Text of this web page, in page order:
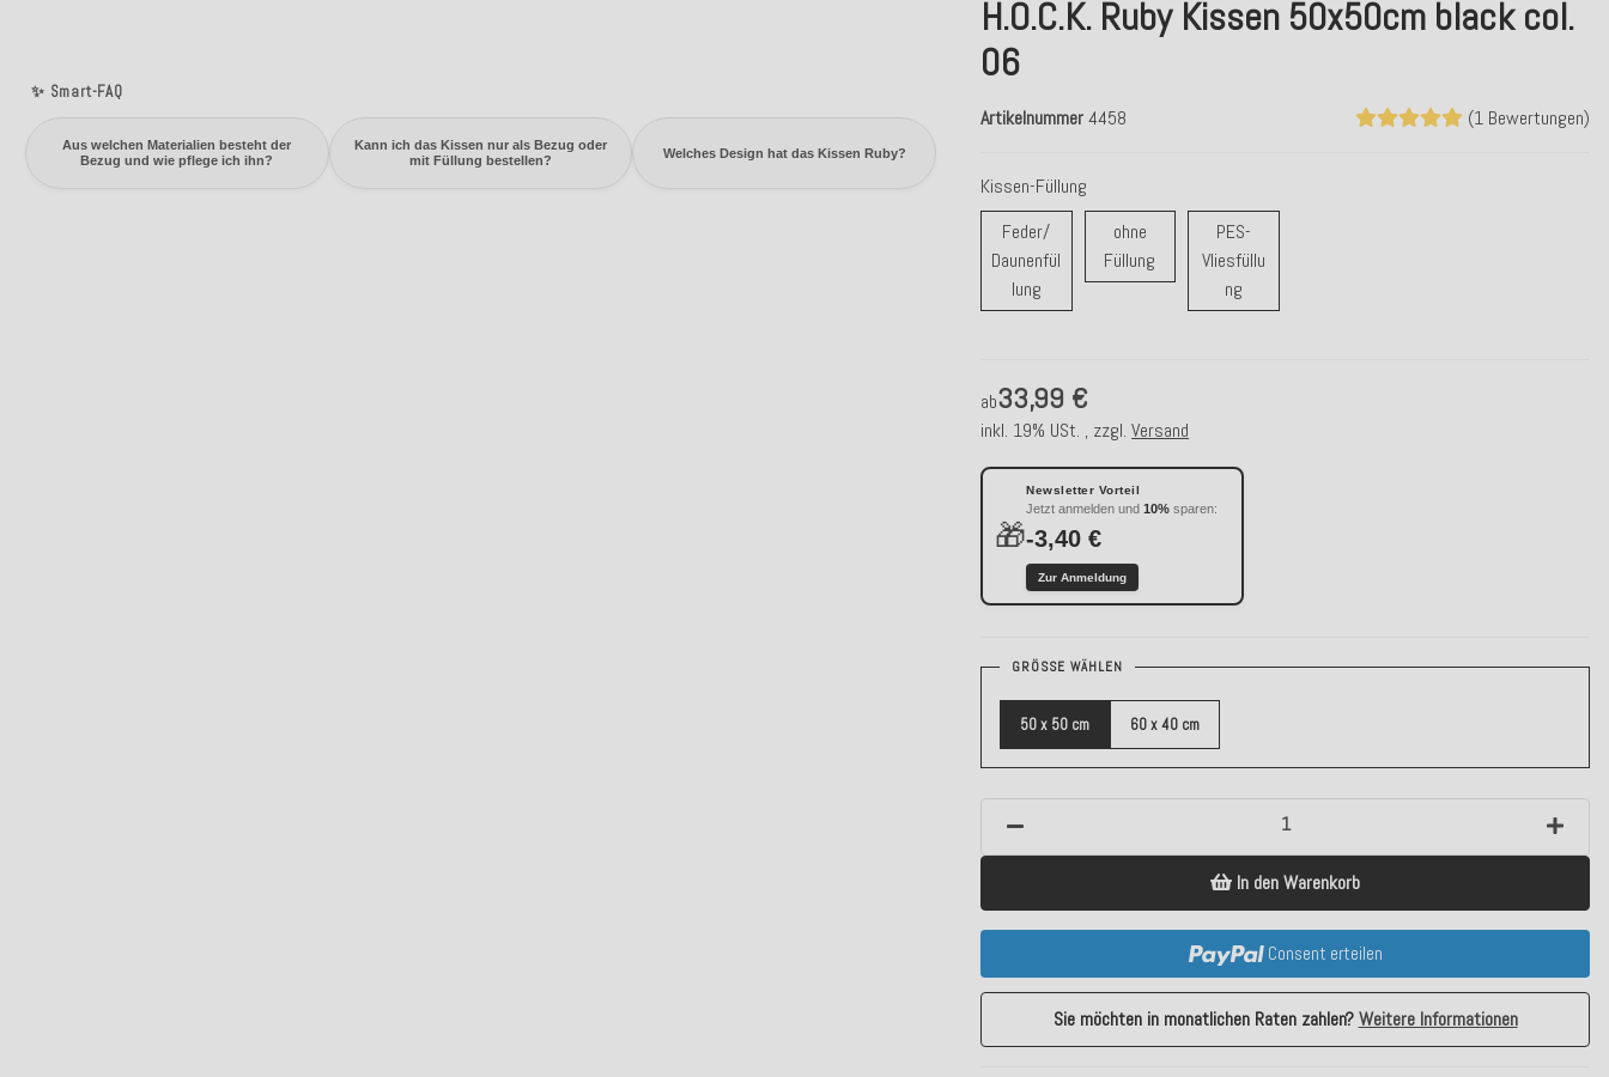
✨ Smart-FAQ
Aus welchen Materialien besteht der
Bezug und wie pflege ich ihn?
Kann ich das Kissen nur als Bezug oder
mit Füllung bestellen?
Welches Design hat das Kissen Ruby?
H.O.C.K. Ruby Kissen 50x50cm black col.
06
(1 Bewertungen)
Artikelnummer4458
Kissen-Füllung
Feder/
Daunenfül
lungFeder/ Daunenfüllung
ohne
Füllung ohne Füllung
PES-
Vliesfüllu
ngPES-Vliesfüllung
ab33,99 €
inkl. 19% USt. , zzgl.Versand
🎁
Newsletter Vorteil
Jetzt anmelden und10% sparen:
-3,40 €
Zur Anmeldung
GRÖSSE WÄHLEN
50 x 50 cm 60 x 40 cm
In den Warenkorb
Consent erteilen
Sie möchten in monatlichen Raten zahlen?Weitere Informationen